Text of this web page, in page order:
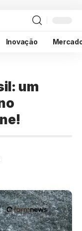
Inovação
um